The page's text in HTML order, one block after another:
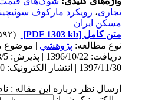
تجاری،رویکرد مارکوف
مسکن ایران
متن کامل[PDF 1303 kb]
نوع مطالعه:پژوهشي| موضوع
1397/11/30 | انتشار الکترونیک: 1397/11/30
ارسال نظر درباره این مقاله :